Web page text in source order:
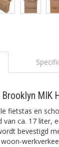
MIK
fietstas en
van ca. 17 liter,
bevestigd